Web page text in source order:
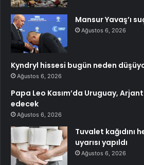
Mansur Yavaş’ı
Ağustos 6, 2026
Kyndryl hissesi bugün neden
Ağustos 6, 2026
Papa Leo Kasım’da Uruguay,
edecek
Ağustos 6, 2026
Tuvalet kağıdını
uyarısı yapıldı
Ağustos 6, 2026